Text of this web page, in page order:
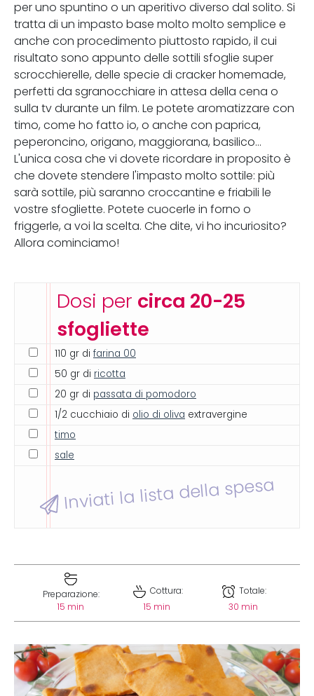
per uno spuntino o un aperitivo diverso dal solito. Si
tratta di un impasto base molto molto semplice e
anche con procedimento piuttosto rapido, il cui
risultato sono appunto delle sottili sfoglie super
scrocchierelle, delle specie di cracker homemade,
perfetti da sgranocchiare in attesa della cena o
sulla tv durante un film. Le potete aromatizzare con
timo, come ho fatto io, o anche con paprica,
peperoncino, origano, maggiorana, basilico...
L'unica cosa che vi dovete ricordare in proposito è
che dovete stendere l'impasto molto sottile: più
sarà sottile, più saranno croccantine e friabili le
vostre sfogliette. Potete cuocerle in forno o
friggerle, a voi la scelta. Che dite, vi ho incuriosito?
Allora cominciamo!
Dosi per circa 20-25
sfogliette
110 gr di farina 00
50 gr di ricotta
20 gr di passata di pomodoro
1/2 cucchiaio di olio di oliva extravergine
timo
sale
Inviati la lista della spesa
Preparazione:
15 min
Cottura:
15 min
Totale:
30 min